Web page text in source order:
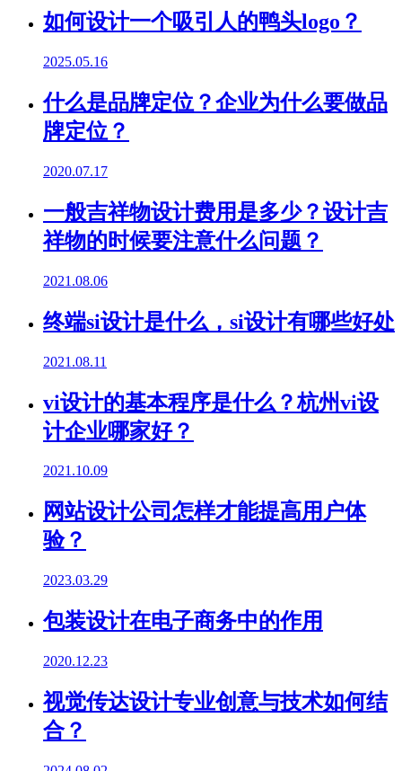
如何设计一个吸引人的鸭头logo？
2025.05.16
什么是品牌定位？企业为什么要做品
牌定位？
2020.07.17
一般吉祥物设计费用是多少？设计吉
祥物的时候要注意什么问题？
2021.08.06
终端si设计是什么，si设计有哪些好处
2021.08.11
vi设计的基本程序是什么？杭州vi设
计企业哪家好？
2021.10.09
网站设计公司怎样才能提高用户体
验？
2023.03.29
包装设计在电子商务中的作用
2020.12.23
视觉传达设计专业创意与技术如何结
合？